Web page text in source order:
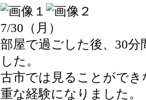
7/30（月）
部屋で過ごした後、30
した。
古市では見ることがで
重な経験になりました。